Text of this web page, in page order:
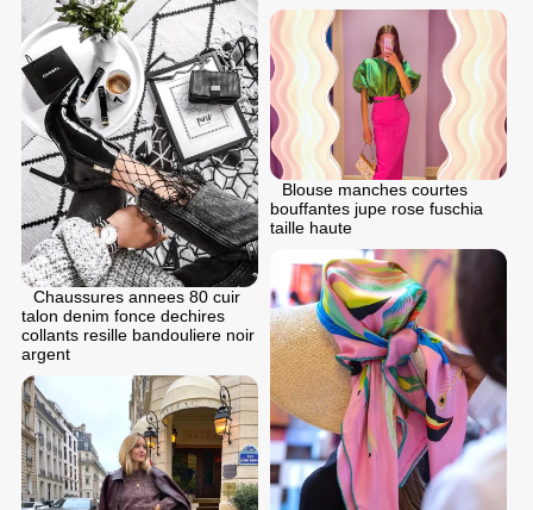
Chaussures annees 80 cuir
talon denim fonce dechires
collants resille bandouliere noir
argent
Blouse manches courtes
bouffantes jupe rose fuschia
taille haute